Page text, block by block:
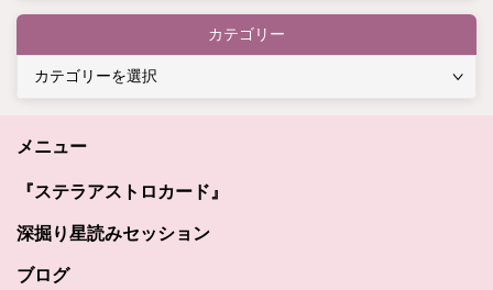
カテゴリー
リ
メニュー
『ステラアストロカード』
深掘り星読みセッション
ブログ